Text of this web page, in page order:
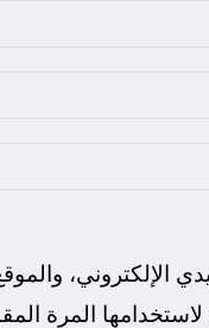
الإلكتروني،
المرة